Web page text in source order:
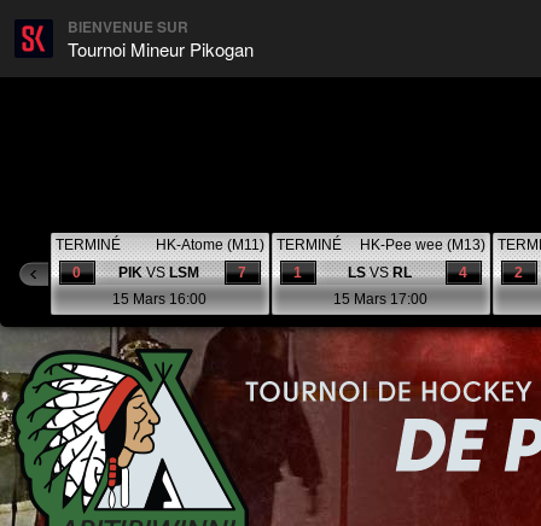
BIENVENUE SUR
Tournoi Mineur Pikogan
TERMINÉ
HK-Atome (M11)
7
0 PIKVSLSM
15 Mars 16:00
TERMINÉ
HK-Pee wee (M13)
4
1 LSVSRL
15 Mars 17:00
2